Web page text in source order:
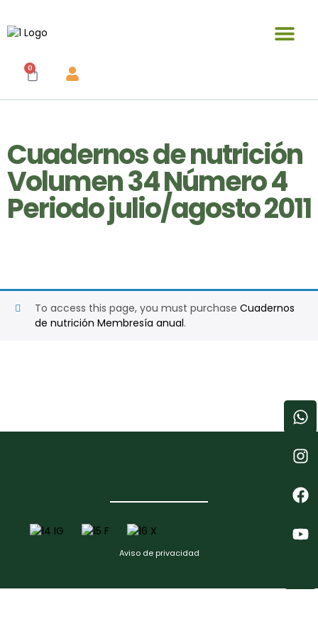
0
Cuadernos de nutrición
Volumen 34 Número 4
Periodo julio/agosto 2011
To access this page, you must purchase Cuadernos
de nutrición Membresía anual.
Aviso de privacidad